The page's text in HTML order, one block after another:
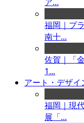
福岡｜プ
南十...
佐賀｜「
1...
アート・デザイ
福岡｜現
展「...